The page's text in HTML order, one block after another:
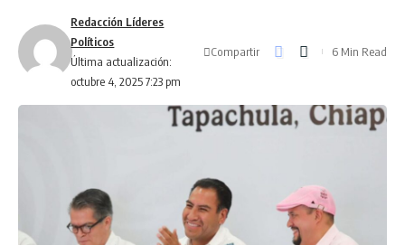
Última actualización:
octubre 4, 2025 7:23 pm
Redacción Líderes
Políticos
Compartir 6 Min Read